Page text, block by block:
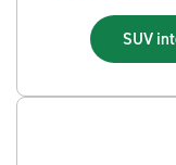
SUV